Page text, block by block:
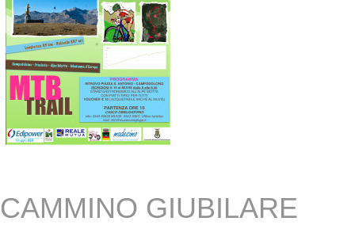
CAMMINO GIUBILARE